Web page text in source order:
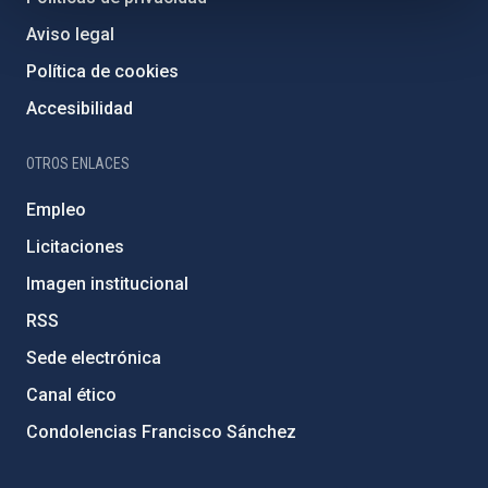
Aviso legal
Política de cookies
Accesibilidad
OTROS ENLACES
Empleo
Licitaciones
Imagen institucional
RSS
Sede electrónica
Canal ético
Condolencias Francisco Sánchez